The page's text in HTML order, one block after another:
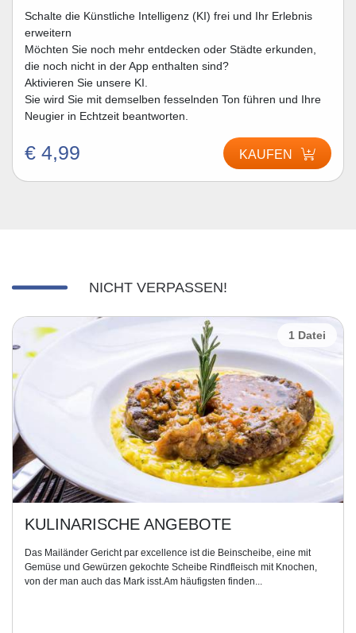
Schalte die Künstliche Intelligenz (KI) frei und Ihr Erlebnis
erweitern
Möchten Sie noch mehr entdecken oder Städte erkunden,
die noch nicht in der App enthalten sind?
Aktivieren Sie unsere KI.
Sie wird Sie mit demselben fesselnden Ton führen und Ihre
Neugier in Echtzeit beantworten.
€ 4,99 KAUFEN
NICHT VERPASSEN!
1 Datei
KULINARISCHE ANGEBOTE
Das Mailänder Gericht par excellence ist die Beinscheibe, eine mit
Gemüse und Gewürzen gekochte Scheibe Rindfleisch mit Knochen,
von der man auch das Mark isst.Am häufigsten finden...